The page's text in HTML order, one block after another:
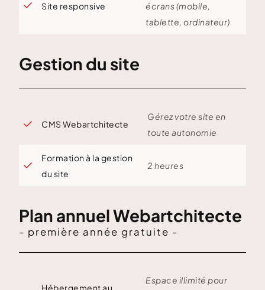
 Site responsive
écrans (mobile,
tablette, ordinateur)
Gestion du site
 CMS Webartchitecte
Gérez votre site en
toute autonomie

Formation à la gestion
du site
2 heures
Plan annuel Webartchitecte
- première année gratuite -
Hébergement au
Espace illimité pour